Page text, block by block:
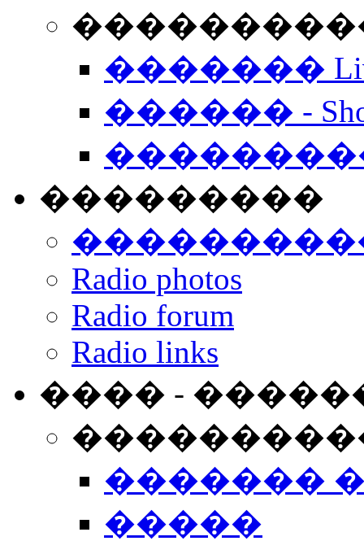
����������
�������
������ -
���������
Radio photos
Radio forum
Radio links
���� -
�������
�����